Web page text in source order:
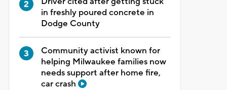
in freshly poured concrete in
Dodge County
Community activist known for
helping Milwaukee families now
needs support after home fire,
car crash